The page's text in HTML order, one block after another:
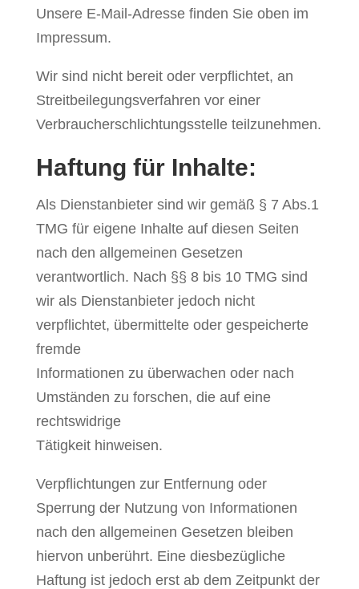
Unsere E-Mail-Adresse finden Sie oben im
Impressum.
Wir sind nicht bereit oder verpflichtet, an
Streitbeilegungsverfahren vor einer
Verbraucherschlichtungsstelle teilzunehmen.
Haftung für Inhalte:
Als Dienstanbieter sind wir gemäß § 7 Abs.1
TMG für eigene Inhalte auf diesen Seiten
nach den allgemeinen Gesetzen
verantwortlich. Nach §§ 8 bis 10 TMG sind
wir als Dienstanbieter jedoch nicht
verpflichtet, übermittelte oder gespeicherte
fremde
Informationen zu überwachen oder nach
Umständen zu forschen, die auf eine
rechtswidrige
Tätigkeit hinweisen.
Verpflichtungen zur Entfernung oder
Sperrung der Nutzung von Informationen
nach den allgemeinen Gesetzen bleiben
hiervon unberührt. Eine diesbezügliche
Haftung ist jedoch erst ab dem Zeitpunkt der